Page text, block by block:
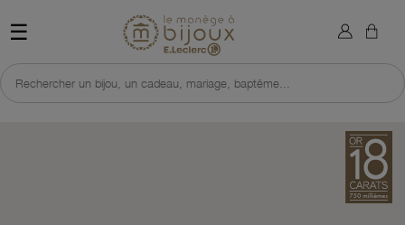
☰ Retour à l'accueil du site
Rechercher un bijou, un cadeau, mariage, baptême...
×